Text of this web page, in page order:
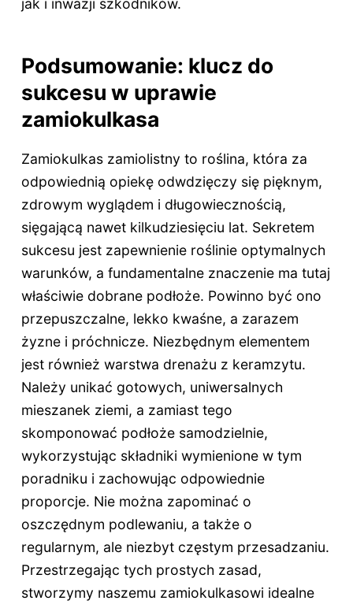
jak i inwazji szkodników.
Podsumowanie: klucz do
sukcesu w uprawie
zamiokulkasa
Zamiokulkas zamiolistny to roślina, która za
odpowiednią opiekę odwdzięczy się pięknym,
zdrowym wyglądem i długowiecznością,
sięgającą nawet kilkudziesięciu lat. Sekretem
sukcesu jest zapewnienie roślinie optymalnych
warunków, a fundamentalne znaczenie ma tutaj
właściwie dobrane podłoże. Powinno być ono
przepuszczalne, lekko kwaśne, a zarazem
żyzne i próchnicze. Niezbędnym elementem
jest również warstwa drenażu z keramzytu.
Należy unikać gotowych, uniwersalnych
mieszanek ziemi, a zamiast tego
skomponować podłoże samodzielnie,
wykorzystując składniki wymienione w tym
poradniku i zachowując odpowiednie
proporcje. Nie można zapominać o
oszczędnym podlewaniu, a także o
regularnym, ale niezbyt częstym przesadzaniu.
Przestrzegając tych prostych zasad,
stworzymy naszemu zamiokulkasowi idealne